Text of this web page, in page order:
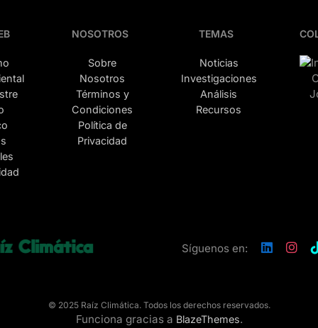
NOSOTROS
Sobre
Nosotros
Términos y
Condiciones
Política de
Privacidad
TEMAS
Noticias
Investigaciones
Análisis
Recursos
Síguenos en:
© 2025 Raíz Climática. Todos los derechos reservados.
Funciona gracias a BlazeThemes.